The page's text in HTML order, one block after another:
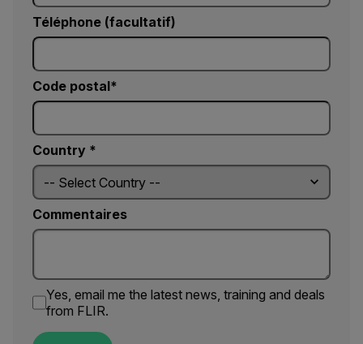
Téléphone (facultatif)
Code postal*
Country *
Commentaires
Yes, email me the latest news, training and deals
from FLIR.